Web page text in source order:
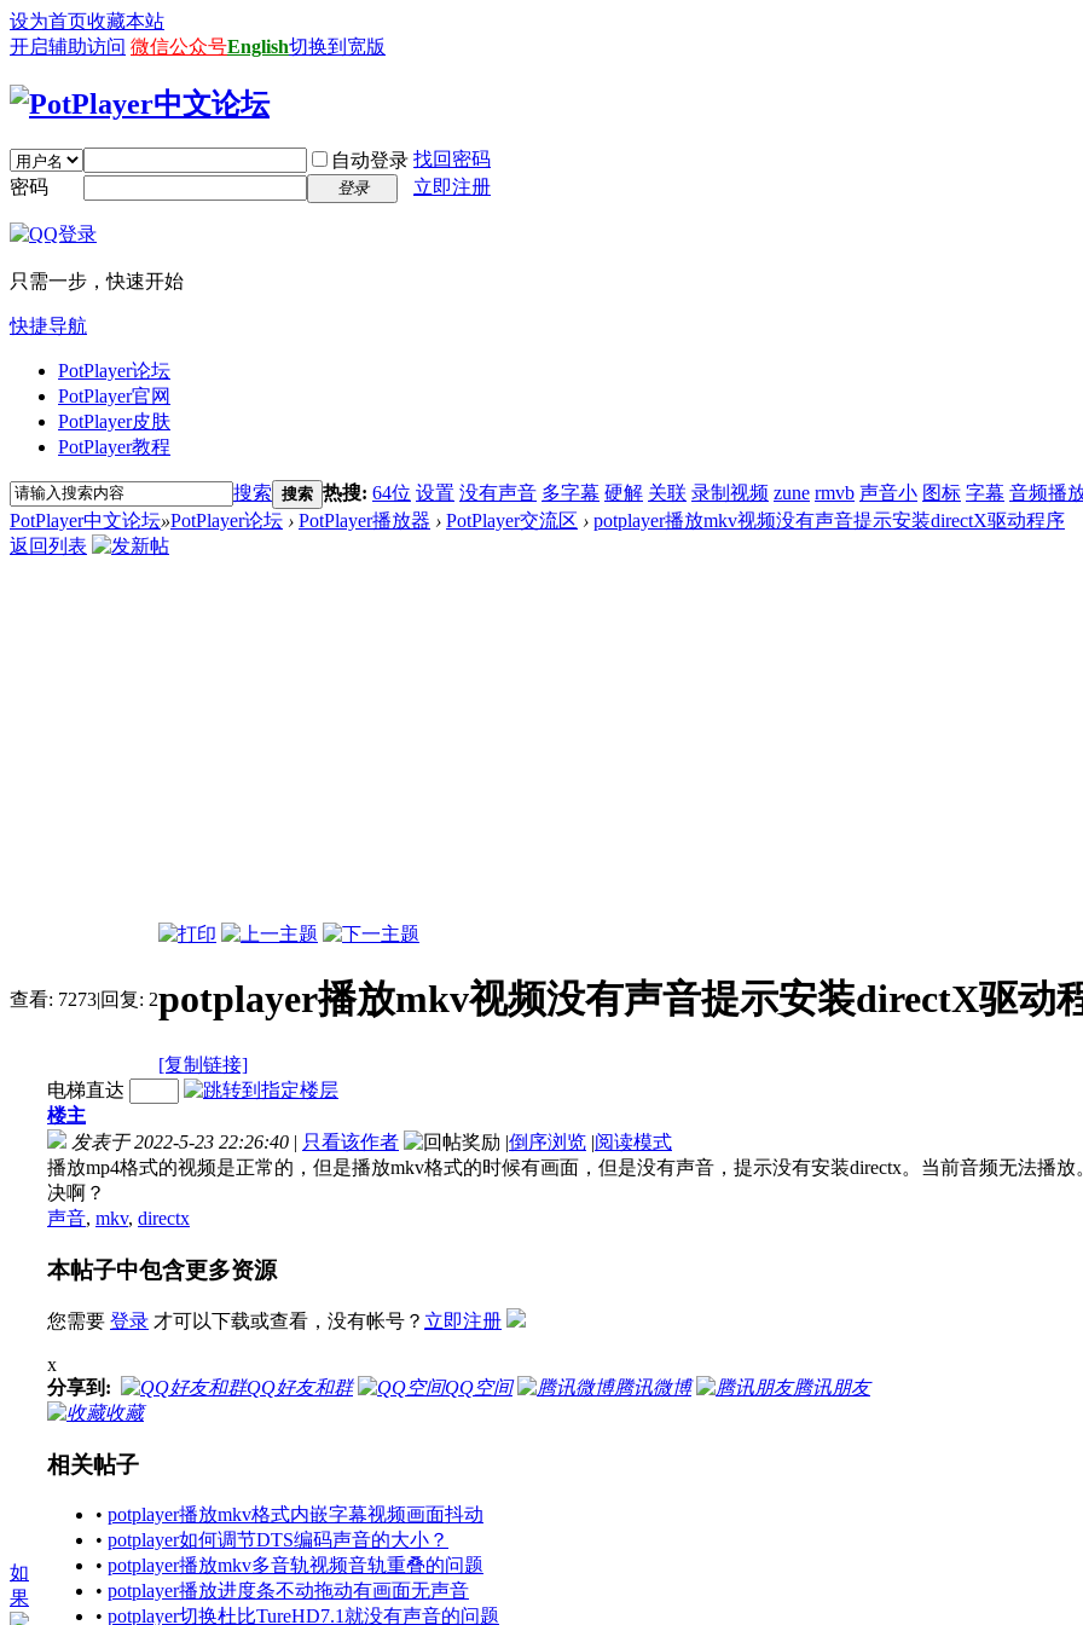
设为首页收藏本站
开启辅助访问 微信公众号English切换到宽版
自动登录 找回密码
密码
登录 立即注册
只需一步，快速开始
快捷导航
PotPlayer论坛
PotPlayer官网
PotPlayer皮肤
PotPlayer教程
搜索 搜索 热搜: 64位 设置 没有声音 多字幕 硬解 关联 录制视频 zune rmvb 声音小 图标 字幕 音频播
PotPlayer中文论坛»PotPlayer论坛 › PotPlayer播放器 › PotPlayer交流区 › potplayer播放mkv视频没有声音提示安装directX驱动程序
返回列表
查看: 7273|回复: 2potplayer播放mkv视频没有声音提示安装directX驱动
[复制链接]
如
果
电梯直达
楼主
发表于 2022-5-23 22:26:40 | 只看该作者 |倒序浏览 |阅读模式
播放mp4格式的视频是正常的，但是播放mkv格式的时候有画面，但是没有声音，提示没有安装directx。当前音频无法播
决啊？
声音, mkv, directx
本帖子中包含更多资源
您需要 登录 才可以下载或查看，没有帐号？ 立即注册
x
分享到:
QQ好友和群 QQ空间 腾讯微博
腾讯朋友
收藏
相关帖子
• potplayer播放mkv格式内嵌字幕视频画面抖动
• potplayer如何调节DTS编码声音的大小？
• potplayer播放mkv多音轨视频音轨重叠的问题
• potplayer播放进度条不动拖动有画面无声音
• potplayer切换杜比TureHD7.1就没有声音的问题